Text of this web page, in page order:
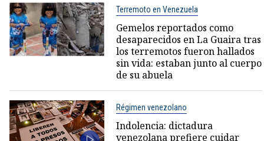
Terremoto en Venezuela
Gemelos reportados como
desaparecidos en La Guaira tras
los terremotos fueron hallados
sin vida: estaban junto al cuerpo
de su abuela
Régimen venezolano
Indolencia: dictadura
venezolana prefiere cuidar